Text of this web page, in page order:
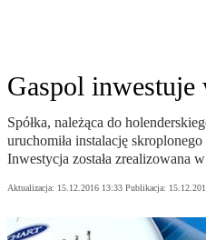
Gaspol
Spółka, należąca do
uruchomiła instalację
Inwestycja została zrealizowana
Aktualizacja: 15.12.2016 13:33 Publikacja: